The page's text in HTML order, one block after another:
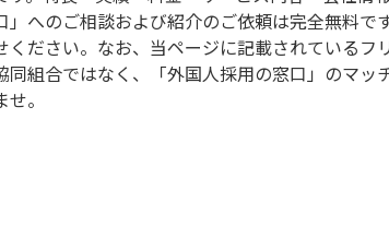
宿泊
外食
農業
」へのご相談および紹介のご依頼は完全無料
ください。なお、当ページに記載されている
同組合ではなく、「外国人採用の窓口」のマ
。